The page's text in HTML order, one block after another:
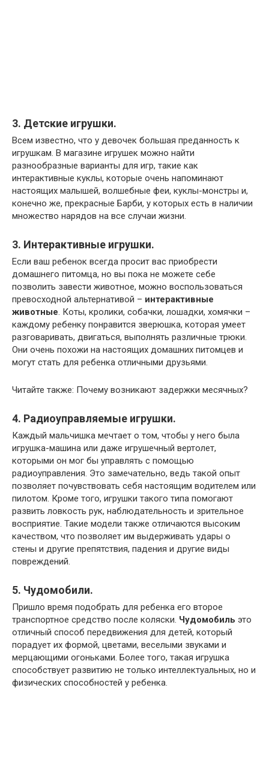
3. Детские игрушки.
Всем известно, что у девочек большая преданность к
игрушкам. В магазине игрушек можно найти
разнообразные варианты для игр, такие как
интерактивные куклы, которые очень напоминают
настоящих малышей, волшебные феи, куклы-монстры и,
конечно же, прекрасные Барби, у которых есть в наличии
множество нарядов на все случаи жизни.
3. Интерактивные игрушки.
Если ваш ребенок всегда просит вас приобрести
домашнего питомца, но вы пока не можете себе
позволить завести животное, можно воспользоваться
превосходной альтернативой – интерактивные
животные. Коты, кролики, собачки, лошадки, хомячки –
каждому ребенку понравится зверюшка, которая умеет
разговаривать, двигаться, выполнять различные трюки.
Они очень похожи на настоящих домашних питомцев и
могут стать для ребенка отличными друзьями.
Читайте также: Почему возникают задержки месячных?
4. Радиоуправляемые игрушки.
Каждый мальчишка мечтает о том, чтобы у него была
игрушка-машина или даже игрушечный вертолет,
которыми он мог бы управлять с помощью
радиоуправления. Это замечательно, ведь такой опыт
позволяет почувствовать себя настоящим водителем или
пилотом. Кроме того, игрушки такого типа помогают
развить ловкость рук, наблюдательность и зрительное
восприятие. Такие модели также отличаются высоким
качеством, что позволяет им выдерживать удары о
стены и другие препятствия, падения и другие виды
повреждений.
5. Чудомобили.
Пришло время подобрать для ребенка его второе
транспортное средство после коляски. Чудомобиль это
отличный способ передвижения для детей, который
порадует их формой, цветами, веселыми звуками и
мерцающими огоньками. Более того, такая игрушка
способствует развитию не только интеллектуальных, но и
физических способностей у ребенка.